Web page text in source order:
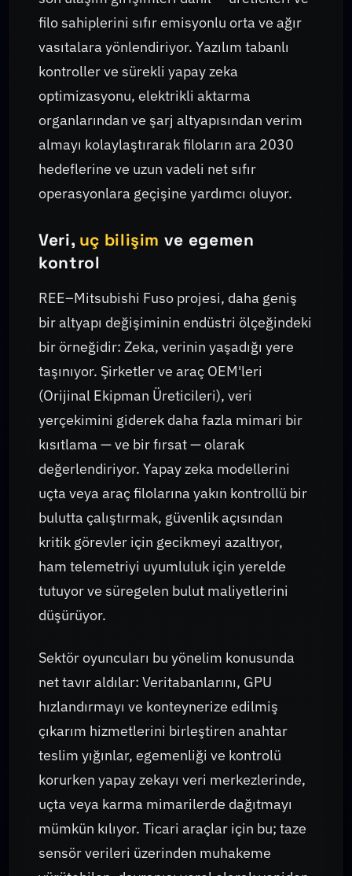
filo sahiplerini sıfır emisyonlu orta ve ağır
vasıtalara yönlendiriyor. Yazılım tabanlı
kontroller ve sürekli yapay zeka
optimizasyonu, elektrikli aktarma
organlarından ve şarj altyapısından verim
almayı kolaylaştırarak filoların ara 2030
hedeflerine ve uzun vadeli net sıfır
operasyonlara geçişine yardımcı oluyor.
Veri, uç bilişim ve egemen
kontrol
REE–Mitsubishi Fuso projesi, daha geniş
bir altyapı değişiminin endüstri ölçeğindeki
bir örneğidir: Zeka, verinin yaşadığı yere
taşınıyor. Şirketler ve araç OEM'leri
(Orijinal Ekipman Üreticileri), veri
yerçekimini giderek daha fazla mimari bir
kısıtlama — ve bir fırsat — olarak
değerlendiriyor. Yapay zeka modellerini
uçta veya araç filolarına yakın kontrollü bir
bulutta çalıştırmak, güvenlik açısından
kritik görevler için gecikmeyi azaltıyor,
ham telemetriyi uyumluluk için yerelde
tutuyor ve süregelen bulut maliyetlerini
düşürüyor.
Sektör oyuncuları bu yönelim konusunda
net tavır aldılar: Veritabanlarını, GPU
hızlandırmayı ve konteynerize edilmiş
çıkarım hizmetlerini birleştiren anahtar
teslim yığınlar, egemenliği ve kontrolü
korurken yapay zekayı veri merkezlerinde,
uçta veya karma mimarilerde dağıtmayı
mümkün kılıyor. Ticari araçlar için bu; taze
sensör verileri üzerinden muhakeme